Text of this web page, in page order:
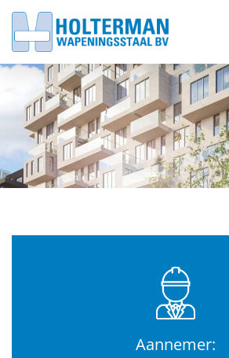
Aannemer: